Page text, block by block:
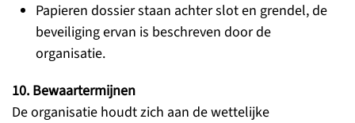
Papieren dossier staan achter slot en grendel, de
beveiliging ervan is beschreven door de
organisatie.
10. Bewaartermijnen
De organisatie houdt zich aan de wettelijke